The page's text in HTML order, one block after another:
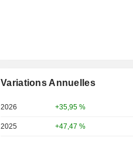
Variations Annuelles
2026 +35,95 %
2025 +47,47 %